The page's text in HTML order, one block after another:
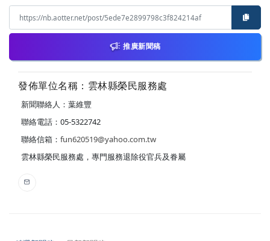
推廣新聞稿
發佈單位名稱：雲林縣榮民服務處
新聞聯絡人：葉維豐
聯絡電話：05-5322742
聯絡信箱： fun620519@yahoo.com.tw
雲林縣榮民服務處，專門服務退除役官兵及眷屬